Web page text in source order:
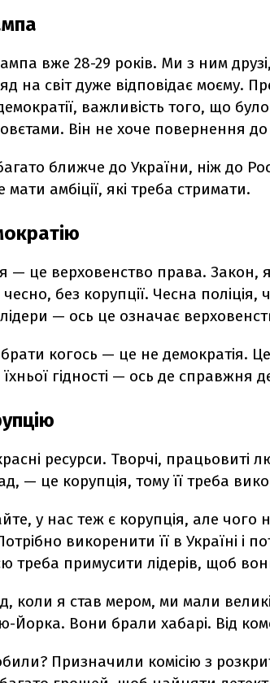
вже 28-29 років. Ми з ним
на світ дуже відповідає моєму.
важливість того, що
Він не хоче повернення до
ближче до України, ніж до
мати амбіції, які треба стримати.
— це верховенство права.
без корупції. Чесна поліція,
лідери — ось це означає
когось — це не демократія.
гідності — ось де справжня
ресурси. Творчі, працьовиті
— це корупція, тому її треба
у нас теж є корупція, але чого
викоренити її в Україні і
треба примусити лідерів, щоб
коли я став мером, ми мали
Йорка. Вони брали хабарі. Від
Призначили комісію з